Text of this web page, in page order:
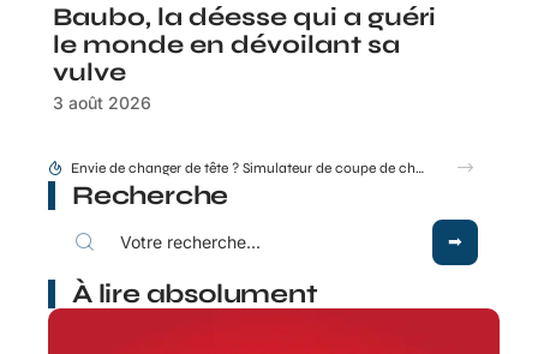
Baubo, la déesse qui a guéri
le monde en dévoilant sa
vulve
3 août 2026
Idée coupe de cheveux thebeautyandthegeek.fr pour cheveux courts mais féminins
Recherche
À lire absolument